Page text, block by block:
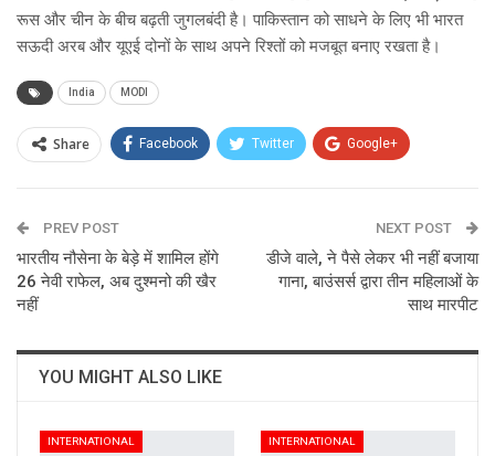
रूस और चीन के बीच बढ़ती जुगलबंदी है। पाकिस्तान को साधने के लिए भी भारत
सऊदी अरब और यूएई दोनों के साथ अपने रिश्तों को मजबूत बनाए रखता है।
India MODI
Share Facebook Twitter Google+
Email
PREV POST
भारतीय नौसेना के बेड़े में शामिल होंगे
26 नेवी राफेल, अब दुश्मनो की खैर
नहीं
NEXT POST
डीजे वाले, ने पैसे लेकर भी नहीं बजाया
गाना, बाउंसर्स द्वारा तीन महिलाओं के
साथ मारपीट
YOU MIGHT ALSO LIKE
INTERNATIONAL INTERNATIONAL